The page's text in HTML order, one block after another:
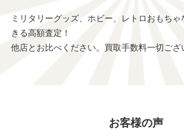
ミリタリーグッズ、ホビー、レトロおもち
きる高額査定！
他店とお比べください。買取手数料一切ござ
お客様の声